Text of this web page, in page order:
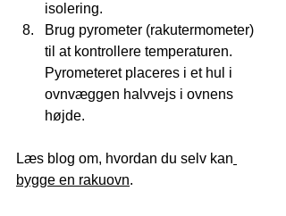
isolering.
Brug pyrometer (rakutermometer)
til at kontrollere temperaturen.
Pyrometeret placeres i et hul i
ovnvæggen halvvejs i ovnens
højde.
Læs blog om, hvordan du selv kan
bygge en rakuovn.